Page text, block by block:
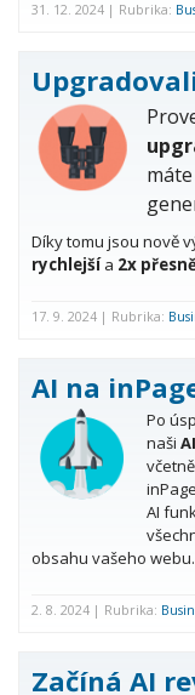
31. 12. 2024 | Rubrika:
Díky tomu jsou nově
rychlejšía 2x
17. 9. 2024 | Rubrika:
AI na
Po
naši
AI
obsahu vašeho webu.
2. 8. 2024 | Rubrika:
Začíná AI